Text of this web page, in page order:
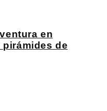
en
pirámides de